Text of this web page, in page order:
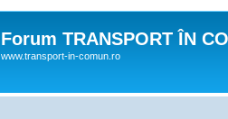
Forum TRANSPORT ÎN
www.transport-in-comun.ro